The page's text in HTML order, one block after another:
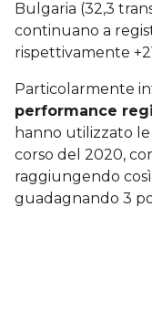
Bulgaria (32,3
continuano a
rispettivamente
Particolarmente
performance
hanno utilizzato le
corso del 2020,
raggiungendo così
guadagnando 3